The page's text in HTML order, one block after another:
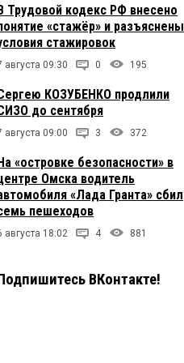
Трудовой кодекс РФ внесено
«стажёр» и разъяснены
стажировок
августа 09:30 0 195
КОЗУБЕНКО продлили
до сентября
августа 09:00 3 372
«островке безопасности» в
Омска водитель
«Лада Гранта» сбил
пешеходов
августа 18:02 4 881
ВКонтакте!